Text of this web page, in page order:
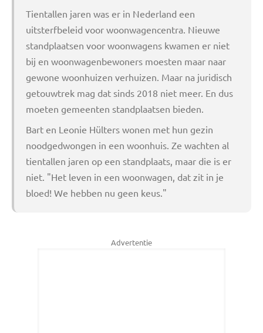
Tientallen jaren was er in Nederland een
uitsterfbeleid voor woonwagencentra. Nieuwe
standplaatsen voor woonwagens kwamen er niet
bij en woonwagenbewoners moesten maar naar
gewone woonhuizen verhuizen. Maar na juridisch
getouwtrek mag dat sinds 2018 niet meer. En dus
moeten gemeenten standplaatsen bieden.
Bart en Leonie Hülters wonen met hun gezin
noodgedwongen in een woonhuis. Ze wachten al
tientallen jaren op een standplaats, maar die is er
niet. "Het leven in een woonwagen, dat zit in je
bloed! We hebben nu geen keus."
Advertentie